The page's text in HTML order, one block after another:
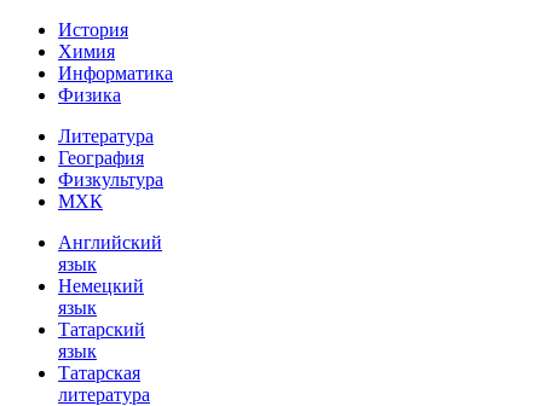
История
Химия
Информатика
Физика
Литература
География
Физкультура
МХК
Английский
язык
Немецкий
язык
Татарский
язык
Татарская
литература